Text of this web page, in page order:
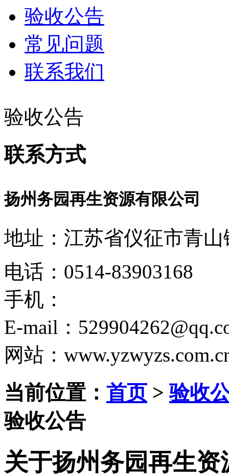
验收公告
常见问题
联系我们
验收公告
联系方式
扬州务园再生资源有限公司
地址：江苏省仪征市青
电话：0514-83903168
手机：
E-mail：
网站：
当前位置： 首页>验收
验收公告
关于扬州务园再生